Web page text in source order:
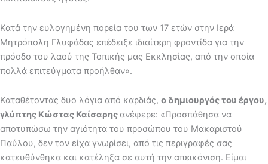
Κατά την ευλογημένη πορεία του των 17 ετών στην Ιερά
Μητρόπολη Γλυφάδας επέδειξε ιδιαίτερη φροντίδα για την
πρόοδο του λαού της Τοπικής μας Εκκλησίας, από την οποία
πολλά επιτεύγματα προήλθαν».
Καταθέτοντας δυο λόγια από καρδιάς, ο δημιουργός του έργου,
γλύπτης Κώστας Καίσαρηςανέφερε: «Προσπάθησα να
αποτυπώσω την αγιότητα του προσώπου του Μακαριστού
Παύλου, δεν τον είχα γνωρίσει, από τις περιγραφές σας
κατευθύνθηκα και κατέληξα σε αυτή την απεικόνιση. Είμαι